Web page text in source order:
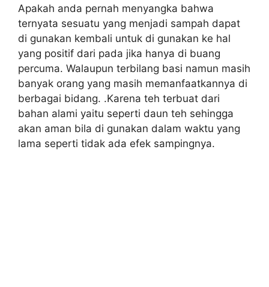
Apakah anda pernah menyangka bahwa
ternyata sesuatu yang menjadi sampah dapat
di gunakan kembali untuk di gunakan ke hal
yang positif dari pada jika hanya di buang
percuma. Walaupun terbilang basi namun masih
banyak orang yang masih memanfaatkannya di
berbagai bidang. .Karena teh terbuat dari
bahan alami yaitu seperti daun teh sehingga
akan aman bila di gunakan dalam waktu yang
lama seperti tidak ada efek sampingnya.